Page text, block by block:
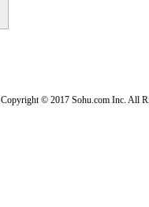
Copyright © 2017 Sohu.com Inc. All